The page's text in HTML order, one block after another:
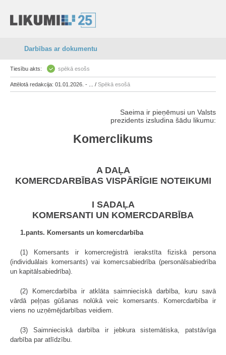
Darbības ar dokumentu
Tiesību akts: spēkā esošs
Attēlotā redakcija: 01.01.2026. - ... / Spēkā esošā
Saeima ir pieņēmusi un Valsts
prezidents izsludina šādu likumu:
Komerclikums
A DAĻA
KOMERCDARBĪBAS VISPĀRĪGIE NOTEIKUMI
I SADAĻA
KOMERSANTI UN KOMERCDARBĪBA
1.pants. Komersants un komercdarbība
(1) Komersants ir komercreģistrā ierakstīta fiziskā persona
(individuālais komersants) vai komercsabiedrība (personālsabiedrība
un kapitālsabiedrība).
(2) Komercdarbība ir atklāta saimnieciskā darbība, kuru savā
vārdā peļņas gūšanas nolūkā veic komersants. Komercdarbība ir
viens no uzņēmējdarbības veidiem.
(3) Saimnieciskā darbība ir jebkura sistemātiska, patstāvīga
darbība par atlīdzību.